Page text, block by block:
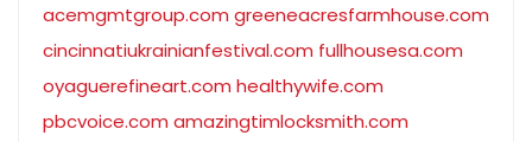
acemgmtgroup.com greeneacresfarmhouse.com
cincinnatiukrainianfestival.com fullhousesa.com
oyaguerefineart.com healthywife.com
pbcvoice.com amazingtimlocksmith.com